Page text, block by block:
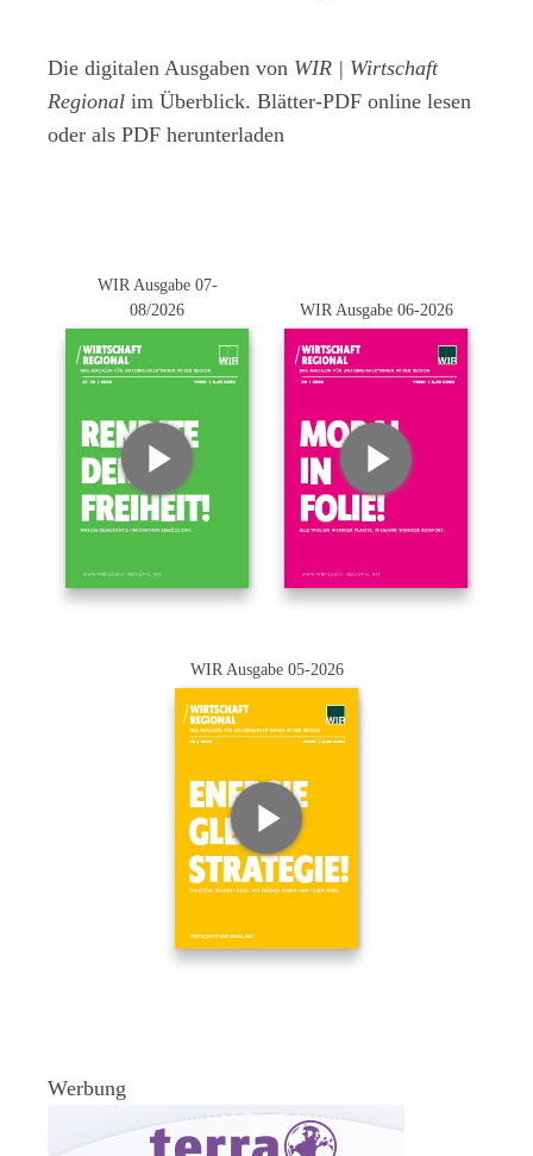
Die digitalen Ausgaben von WIR | Wirtschaft
Regional im Überblick. Blätter-PDF online lesen
oder als PDF herunterladen
WIR Ausgabe 07-
08/2026
WIR Ausgabe 06-2026
WIR Ausgabe 05-2026
Werbung